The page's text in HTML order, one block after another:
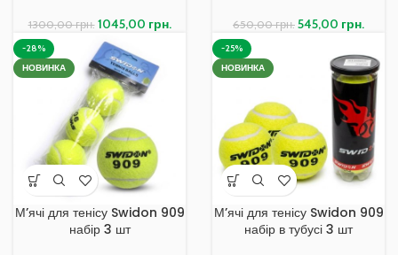
1300,00грн. 1045,00 грн. 650,00грн. 545,00 грн.
-28%
НОВИНКА
М’ячі для тенісу Swidon 909
набір 3 шт
-25%
НОВИНКА
М’ячі для тенісу Swidon 909
набір в тубусі 3 шт